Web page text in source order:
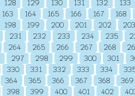
128 129 130 131 132
133
163 164 165 166 167
168
198 199 200 201 202
203
231 232 233 234 235
264 265 266 267 268
297 298 299 300 301
330 331 332 333 334
364 365 366 367 368
369
398 399 400 401 402